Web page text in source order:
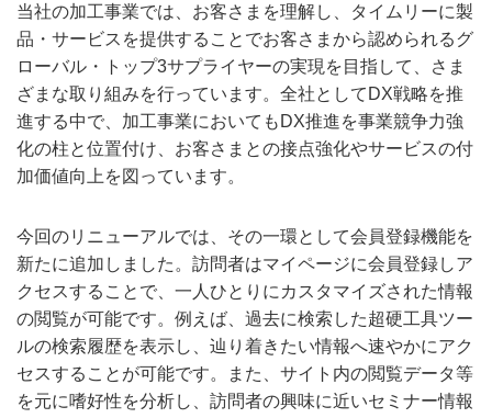
当社の加工事業では、お客さまを理解し、タイムリーに製
品・サービスを提供することでお客さまから認められるグ
ローバル・トップ3サプライヤーの実現を目指して、さま
ざまな取り組みを行っています。全社としてDX戦略を推
進する中で、加工事業においてもDX推進を事業競争力強
化の柱と位置付け、お客さまとの接点強化やサービスの付
加価値向上を図っています。
今回のリニューアルでは、その一環として会員登録機能を
新たに追加しました。訪問者はマイページに会員登録しア
クセスすることで、一人ひとりにカスタマイズされた情報
の閲覧が可能です。例えば、過去に検索した超硬工具ツー
ルの検索履歴を表示し、辿り着きたい情報へ速やかにアク
セスすることが可能です。また、サイト内の閲覧データ等
を元に嗜好性を分析し、訪問者の興味に近いセミナー情報